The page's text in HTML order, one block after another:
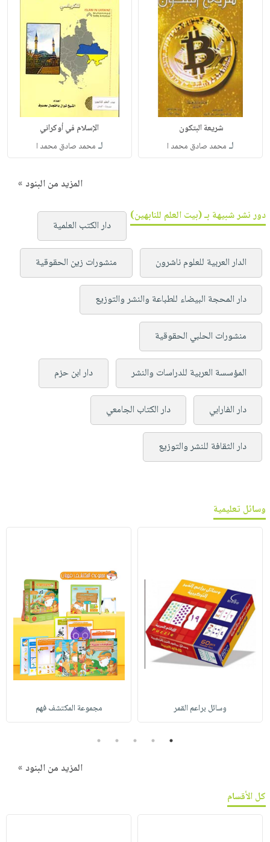
شريعة البتكون ‏
لـ محمد صادق محمد ا
الإسلام في أوكراني
لـ محمد صادق محمد ا
المزيد من البنود »
دور نشر شبيهة بـ (بيت العلم للنابهين)
دار الكتب العلمية
الدار العربية للعلوم ناشرون منشورات زين الحقوقية
دار المحجة البيضاء للطباعة والنشر والتوزيع
منشورات الحلبي الحقوقية
المؤسسة العربية للدراسات والنشر دار ابن حزم
دار الفارابي دار الكتاب الجامعي
دار الثقافة للنشر والتوزيع
وسائل تعليمية
وسائل براعم القمر مجموعة المكتشف فهم
1
2
3
4
5
المزيد من البنود »
كل الأقسام